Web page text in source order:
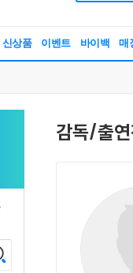
신상품 이벤트 바이백 매
감독/출